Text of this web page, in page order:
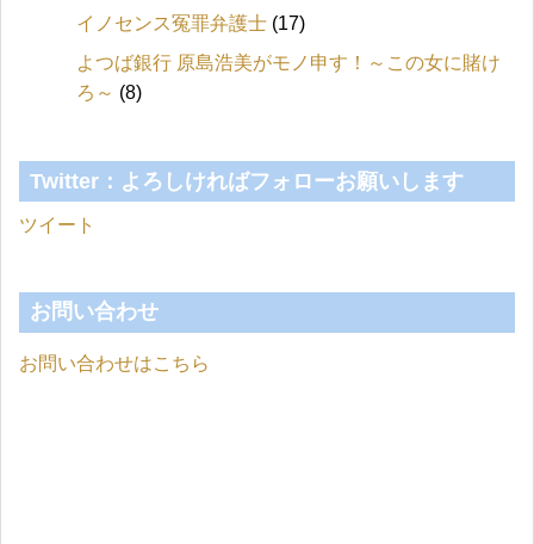
イノセンス冤罪弁護士 (17)
よつば銀行 原島浩美がモノ申す！～この女に賭け
ろ～ (8)
Twitter：よろしければフォローお願いします
ツイート
お問い合わせ
お問い合わせはこちら